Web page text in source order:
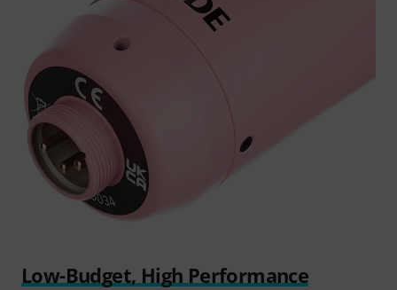
Low-Budget, High Performance